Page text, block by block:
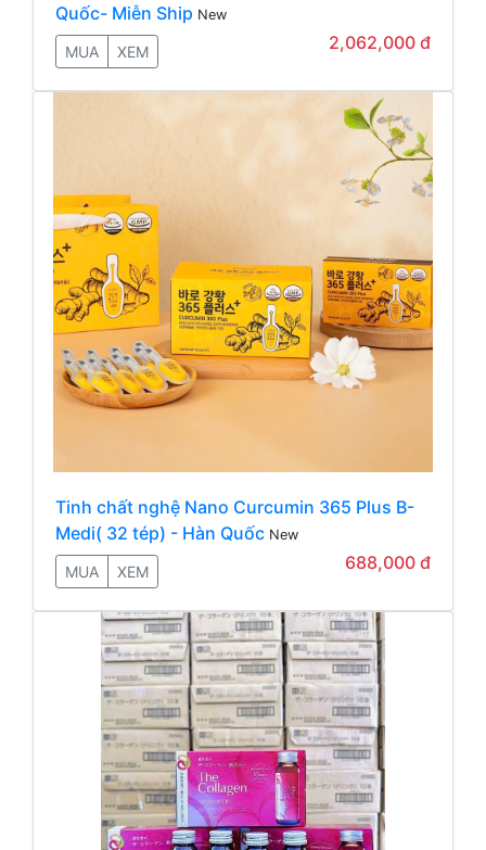
Quốc- Miễn Ship New
MUA XEM 2,062,000 đ
Tinh chất nghệ Nano Curcumin 365 Plus B-
Medi( 32 tép) - Hàn Quốc New
MUA XEM 688,000 đ